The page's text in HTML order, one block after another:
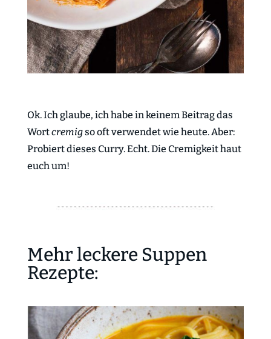
Ok. Ich glaube, ich habe in keinem Beitrag das
Wortcremigso oft verwendet wie heute. Aber:
Probiert dieses Curry. Echt. Die Cremigkeit haut
euch um!
Mehr leckere Suppen
Rezepte: